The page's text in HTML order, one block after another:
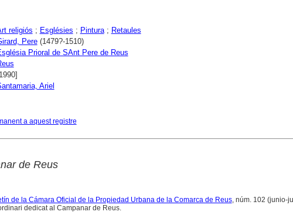
religiós ; Esglésies ; Pintura; Retaules
Pere(1479?-1510)
Prioral de SAnt Pere de Reus
Ariel
a aquest registre
de Reus
de la Cámara Oficial de la Propiedad Urbana de la Comarca de Reus, núm. 102 (junio-
dedicat al Campanar de Reus.